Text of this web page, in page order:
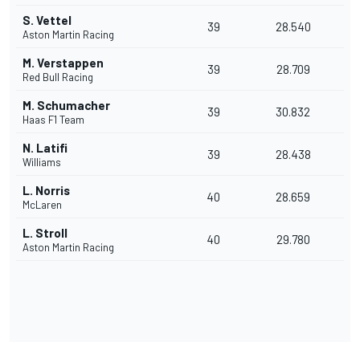
S. Vettel
Aston Martin Racing
39 28.540
M. Verstappen
Red Bull Racing
39 28.709
M. Schumacher
Haas F1 Team
39 30.832
N. Latifi
Williams
39 28.438
L. Norris
McLaren
40 28.659
L. Stroll
Aston Martin Racing
40 29.780